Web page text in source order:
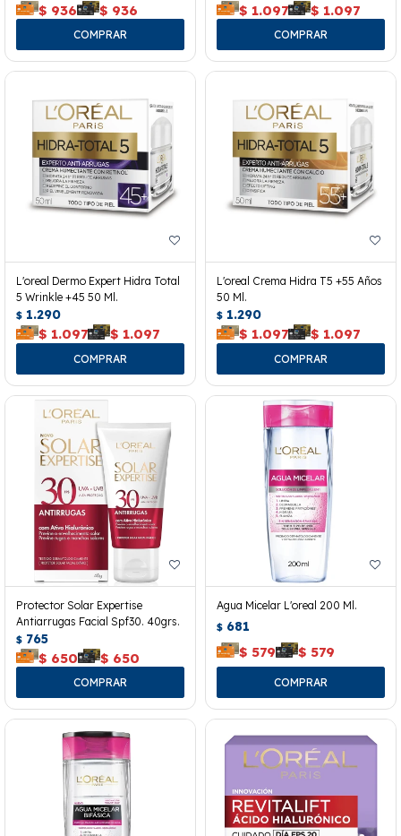
$ 936 $ 936 $ 1.097 $ 1.097
L'oreal Dermo Expert Hidra Total
5 Wrinkle +45 50 Ml.
$ 1.290
$ 1.097 $ 1.097
L'oreal Crema Hidra T5 +55 Años
50 Ml.
$ 1.290
$ 1.097 $ 1.097
Protector Solar Expertise
Antiarrugas Facial Spf30. 40grs.
$ 765
$ 650 $ 650
Agua Micelar L'oreal 200 Ml.
$ 681
$ 579 $ 579